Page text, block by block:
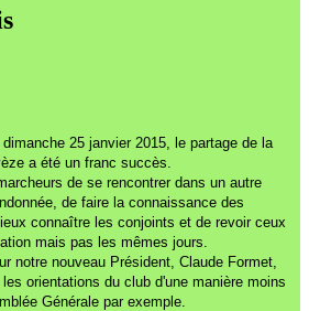
25 janvier 2015, le partage de la
a été un franc succès.
de se rencontrer dans un autre
de faire la connaissance des
connaître les conjoints et de revoir ceux
mais pas les mêmes jours.
notre nouveau Président, Claude Formet,
orientations du club d'une manière moins
Générale par exemple.